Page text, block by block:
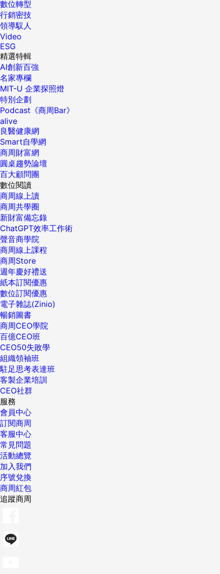
數位轉型
行銷密技
領導馭人
Video
ESG
精選特輯
AI創新百強
名家專欄
MIT-U 企業探照燈
特別企劃
Podcast《商周Bar》
alive
良醫健康網
Smart自學網
商周財富網
圓桌趨勢論壇
百大顧問團
數位閱讀
商周線上讀
商周共學圈
新財富備忘錄
ChatGPT效率工作術
聲音商學院
商周線上課程
商周Store
週年慶好禮送
紙本訂閱優惠
數位訂閱優惠
電子雜誌(Zinio)
暢銷圖書
商周CEO學院
百億CEO班
CEO50失敗學
組織領袖班
駐足思考表達班
客製企業培訓
CEO社群
服務
會員中心
訂閱商周
客服中心
常見問題
活動總覽
加入我們
序號兌換
商周紅包
追蹤商周